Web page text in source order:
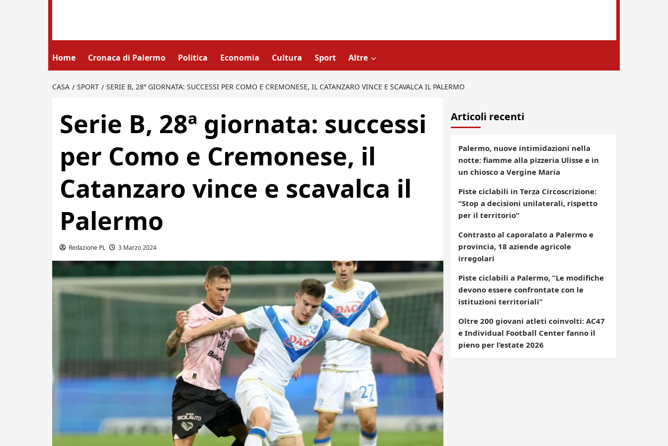
Home Cronaca di Palermo Politica Economia Cultura Sport Altre
CASA SPORT SERIE B, 28ª GIORNATA: SUCCESSI PER COMO E CREMONESE, IL CATANZARO VINCE E SCAVALCA IL PALERMO
Serie B, 28ª giornata: successi
per Como e Cremonese, il
Catanzaro vince e scavalca il
Palermo
Redazione PL 3 Marzo 2024
Articoli recenti
Palermo, nuove intimidazioni nella
notte: fiamme alla pizzeria Ulisse e in
un chiosco a Vergine Maria
Piste ciclabili in Terza Circoscrizione:
“Stop a decisioni unilaterali, rispetto
per il territorio”
Contrasto al caporalato a Palermo e
provincia, 18 aziende agricole
irregolari
Piste ciclabili a Palermo, “Le modifiche
devono essere confrontate con le
istituzioni territoriali”
Oltre 200 giovani atleti coinvolti: AC47
e Individual Football Center fanno il
pieno per l’estate 2026